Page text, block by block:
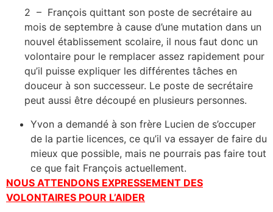
2 – François quittant son poste de secrétaire au
mois de septembre à cause d’une mutation dans un
nouvel établissement scolaire, il nous faut donc un
volontaire pour le remplacer assez rapidement pour
qu’il puisse expliquer les différentes tâches en
douceur à son successeur. Le poste de secrétaire
peut aussi être découpé en plusieurs personnes.
Yvon a demandé à son frère Lucien de s’occuper
de la partie licences, ce qu’il va essayer de faire du
mieux que possible, mais ne pourrais pas faire tout
ce que fait François actuellement.
NOUS ATTENDONS EXPRESSEMENT DES
VOLONTAIRES POUR L’AIDER